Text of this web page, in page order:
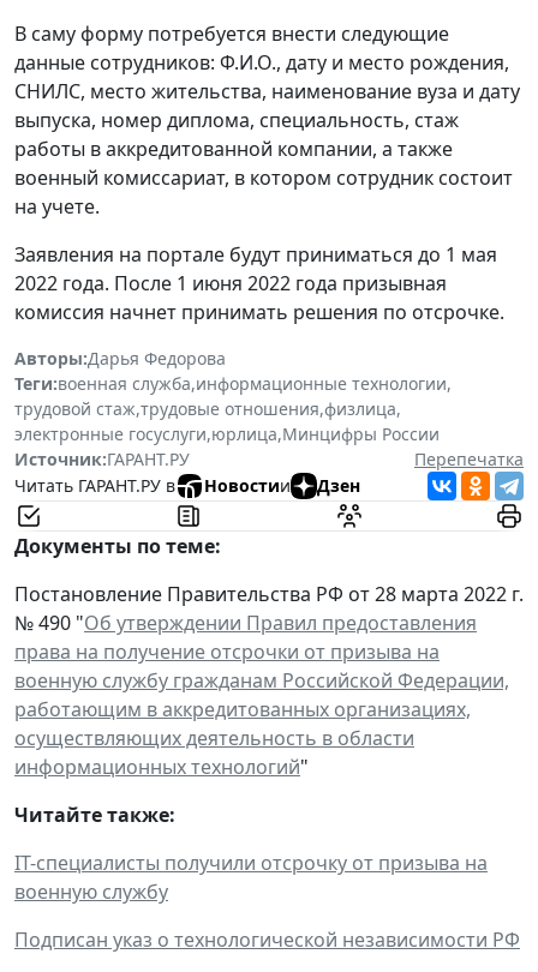
В саму форму потребуется внести следующие
данные сотрудников: Ф.И.О., дату и место рождения,
СНИЛС, место жительства, наименование вуза и дату
выпуска, номер диплома, специальность, стаж
работы в аккредитованной компании, а также
военный комиссариат, в котором сотрудник состоит
на учете.
Заявления на портале будут приниматься до 1 мая
2022 года. После 1 июня 2022 года призывная
комиссия начнет принимать решения по отсрочке.
Авторы:Дарья Федорова
Теги:военная служба,информационные технологии,
трудовой стаж,трудовые отношения,физлица,
электронные госуслуги,юрлица,Минцифры России
Источник:ГАРАНТ.РУ
Перепечатка
Читать ГАРАНТ.РУ в
Новостии Дзен
Документы по теме:
Постановление Правительства РФ от 28 марта 2022 г.
№ 490 "Об утверждении Правил предоставления
права на получение отсрочки от призыва на
военную службу гражданам Российской Федерации,
работающим в аккредитованных организациях,
осуществляющих деятельность в области
информационных технологий"
Читайте также:
IT-специалисты получили отсрочку от призыва на
военную службу
Подписан указ о технологической независимости РФ